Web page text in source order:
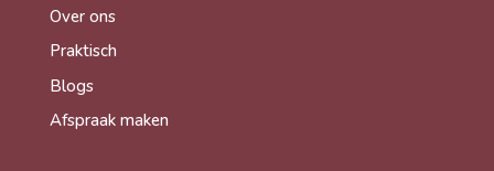
Over ons
Praktisch
Blogs
Afspraak maken